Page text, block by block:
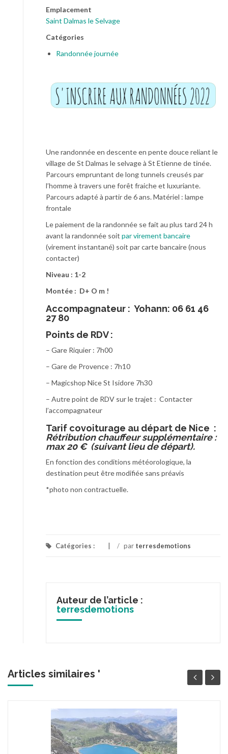
Emplacement
Saint Dalmas le Selvage
Catégories
Randonnée journée
Une randonnée en descente en pente douce reliant le
village de St Dalmas le selvage à St Etienne de tinée.
Parcours empruntant de long tunnels creusés par
l’homme à travers une forêt fraiche et luxuriante.
Parcours adapté à partir de 6 ans. Matériel : lampe
frontale
Le paiement de la randonnée se fait au plus tard 24 h
avant la randonnée soit par virement bancaire
(virement instantané) soit par carte bancaire (nous
contacter)
Niveau : 1-2
Montée : D+ O m !
Accompagnateur : Yohann: 06 61 46
27 80
Points de RDV :
– Gare Riquier : 7h00
– Gare de Provence : 7h10
– Magicshop Nice St Isidore 7h30
– Autre point de RDV sur le trajet : Contacter
l’accompagnateur
Tarif covoiturage au départ de Nice :
Rétribution chauffeur supplémentaire :
max 20 € (suivant lieu de départ).
En fonction des conditions météorologique, la
destination peut être modifiée sans préavis
*photo non contractuelle.
Catégories : / par terresdemotions
Auteur de l’article :
terresdemotions
Articles similaires '